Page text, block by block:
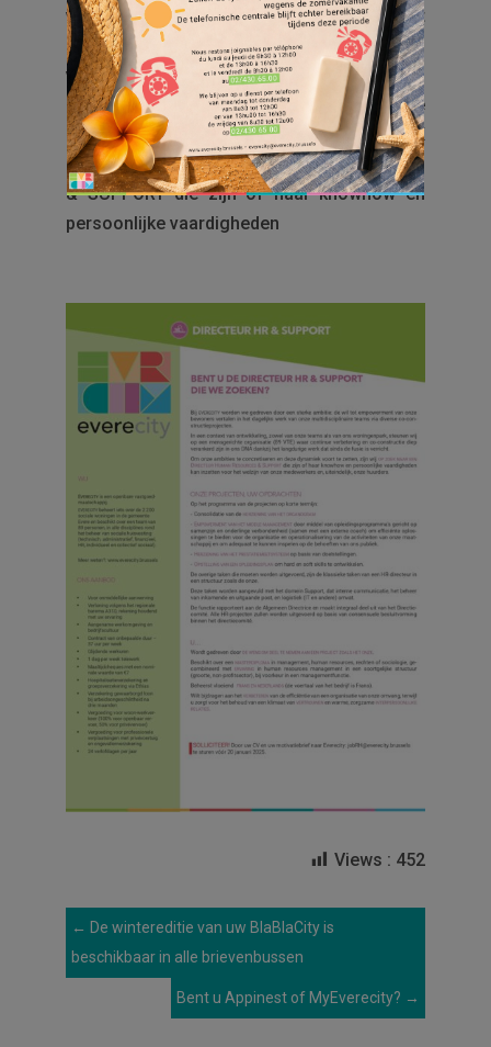
verankerd zijn in ons DNA dankzij het
langdurige werk dat sinds de fusie is
verricht.
Om onze ambities te concretiseren en deze
dynamiek voort te zetten, zijn wij OP ZOEK
NAAR EEN DIRECTEUR HUMAN RESOURCES
& SUPPORT die zijn of haar knowhow en
persoonlijke vaardigheden
Views : 452
← De wintereditie van uw BlaBlaCity is
beschikbaar in alle brievenbussen
Bent u Appinest of MyEverecity? →